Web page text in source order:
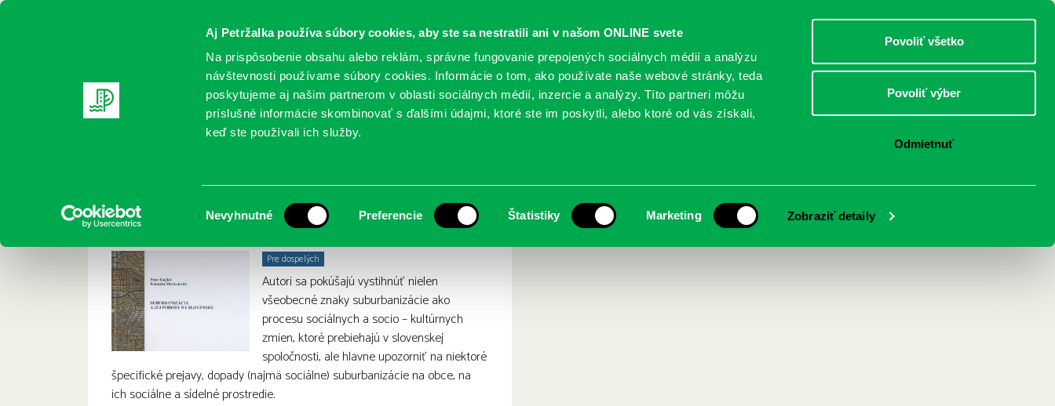
Aj Petržalka používa súbory cookies, aby ste sa nestratili ani v našom ONLINE svete
Na prispôsobenie obsahu alebo reklám, správne fungovanie prepojených sociálnych médií a analýzu
návštevnosti používame súbory cookies. Informácie o tom, ako používate naše webové stránky, teda
poskytujeme aj našim partnerom v oblasti sociálnych médií, inzercie a analýzy. Títo partneri môžu
príslušné informácie skombinovať s ďalšími údajmi, ktoré ste im poskytli, alebo ktoré od vás získali,
keď ste používali ich služby.
súhlasu
Nevyhnutné Preferencie Štatistiky Marketing Zobraziť detaily
Povoliť všetko
Povoliť výber
Odmietnuť
DOSPELÍ
REGISTRUJTE SA ONLINE KATALÓGY SLUŽBY PODUJATIA POBOČKY O KNIŽNICI
Gajdoš, P.: Suburbanizácia a jej podoby na Slovensku
Pre dospelých
Autori sa pokúšajú vystihnúť nielen
všeobecné znaky suburbanizácie ako
procesu sociálnych a socio – kultúrnych
zmien, ktoré prebiehajú v slovenskej
spoločnosti, ale hlavne upozorniť na niektoré
špecifické prejavy, dopady (najmä sociálne) suburbanizácie na obce, na
ich sociálne a sídelné prostredie.